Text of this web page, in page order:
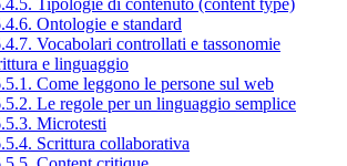
Ontologie e standard
Vocabolari controllati e tassonomie
e linguaggio
Come leggono le persone sul web
Le regole per un linguaggio semplice
Microtesti
Scrittura collaborativa